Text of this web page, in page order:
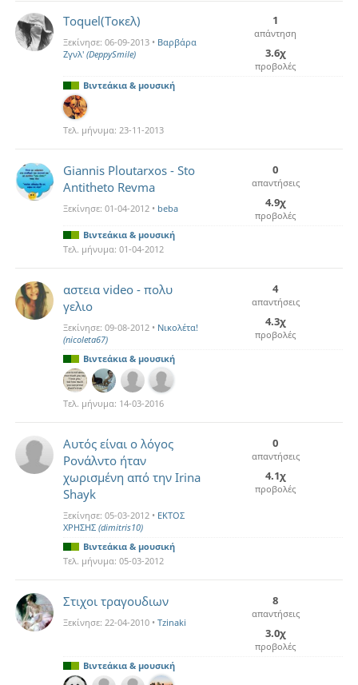
Toquel(Τοκελ)
Ξεκίνησε: 06-09-2013 • Βαρβάρα
Ζγνλ' (DeppySmile)
1
απάντηση
3.6χ
προβολές
Βιντεάκια & μουσική
Τελ. μήνυμα: 23-11-2013
Giannis Ploutarxos - Sto
Antitheto Revma
Ξεκίνησε: 01-04-2012 • beba
0
απαντήσεις
4.9χ
προβολές
Βιντεάκια & μουσική
Τελ. μήνυμα: 01-04-2012
αστεια video - πολυ
γελιο
Ξεκίνησε: 09-08-2012 • Νικολέτα!
(nicoleta67)
4
απαντήσεις
4.3χ
προβολές
Βιντεάκια & μουσική
Τελ. μήνυμα: 14-03-2016
Αυτός είναι ο λόγος
Ρονάλντο ήταν
χωρισμένη από την Irina
Shayk
Ξεκίνησε: 05-03-2012 • ΕΚΤΟΣ
ΧΡΗΣΗΣ (dimitris10)
0
απαντήσεις
4.1χ
προβολές
Βιντεάκια & μουσική
Τελ. μήνυμα: 05-03-2012
Στιχοι τραγουδιων
Ξεκίνησε: 22-04-2010 • Tzinaki
8
απαντήσεις
3.0χ
προβολές
Βιντεάκια & μουσική